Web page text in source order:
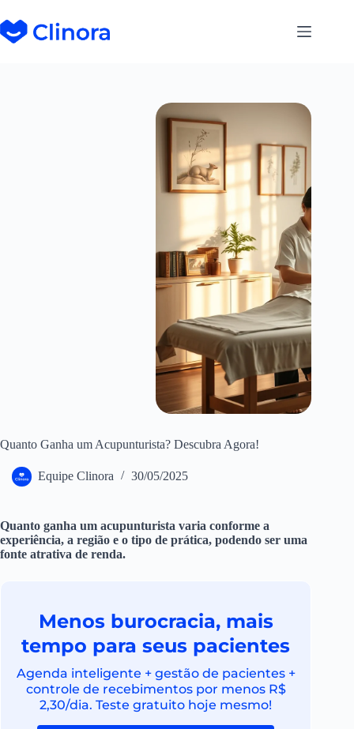
Quanto Ganha um Acupunturista? Descubra Agora!
Equipe Clinora 30/05/2025
Quanto ganha um acupunturista varia conforme a
experiência, a região e o tipo de prática, podendo ser uma
fonte atrativa de renda.
Menos burocracia, mais
tempo para seus pacientes
Agenda inteligente + gestão de pacientes +
controle de recebimentos por menos R$
2,30/dia. Teste gratuito hoje mesmo!